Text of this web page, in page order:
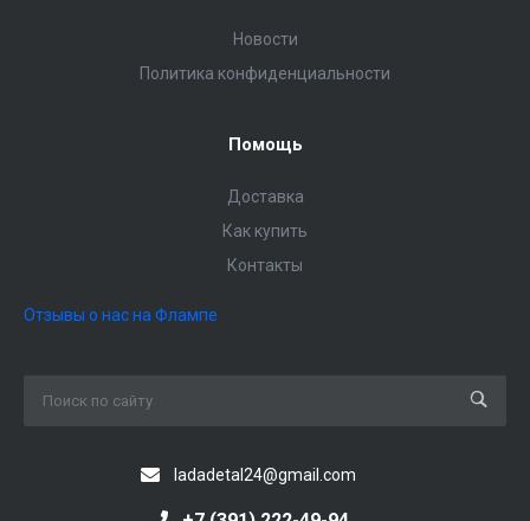
Новости
Политика конфиденциальности
Помощь
Доставка
Как купить
Контакты
Отзывы о нас на Флампе
ladadetal24@gmail.com